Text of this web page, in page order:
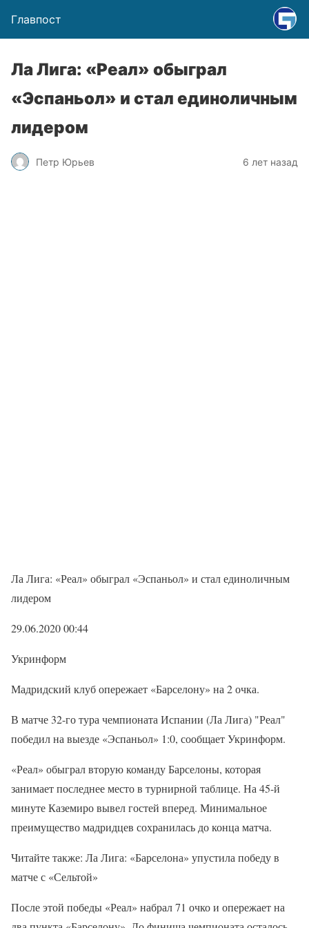
Главпост
Ла Лига: «Реал» обыграл
«Эспаньол» и стал единоличным
лидером
Петр Юрьев 6 лет назад
Ла Лига: «Реал» обыграл «Эспаньол» и стал единоличным
лидером
29.06.2020 00:44
Укринформ
Мадридский клуб опережает «Барселону» на 2 очка.
В матче 32-го тура чемпионата Испании (Ла Лига) "Реал"
победил на выезде «Эспаньол» 1:0, сообщает Укринформ.
«Реал» обыграл вторую команду Барселоны, которая
занимает последнее место в турнирной таблице. На 45-й
минуте Каземиро вывел гостей вперед. Минимальное
преимущество мадридцев сохранилась до конца матча.
Читайте также: Ла Лига: «Барселона» упустила победу в
матче с «Сельтой»
После этой победы «Реал» набрал 71 очко и опережает на